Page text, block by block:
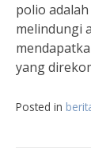
polio
melindungi
yang
Posted in